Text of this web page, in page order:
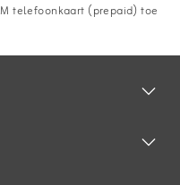
telefoonkaart (prepaid) toe